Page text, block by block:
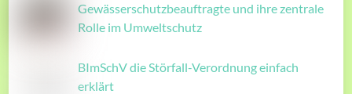
Gewässerschutzbeauftragte und ihre zentrale
Rolle im Umweltschutz
BImSchV die Störfall-Verordnung einfach
erklärt